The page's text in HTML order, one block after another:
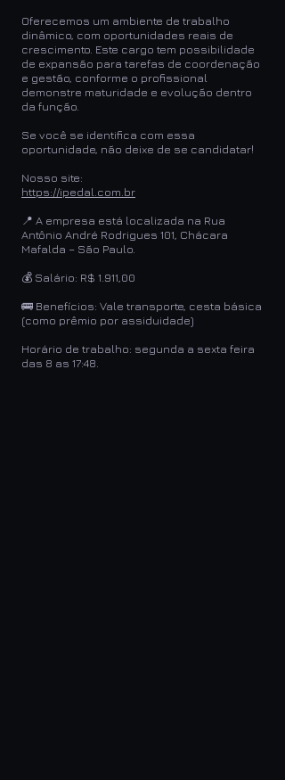
Oferecemos um ambiente de trabalho
dinâmico, com oportunidades reais de
crescimento. Este cargo tem possibilidade
de expansão para tarefas de coordenação
e gestão, conforme o profissional
demonstre maturidade e evolução dentro
da função.
Se você se identifica com essa
oportunidade, não deixe de se candidatar!
Nosso site:
https://ipedal.com.br
📍 A empresa está localizada na Rua
Antônio André Rodrigues 101, Chácara
Mafalda – São Paulo.
💰 Salário: R$ 1.911,00
🚌 Benefícios: Vale transporte, cesta básica
(como prêmio por assiduidade)
Horário de trabalho: segunda a sexta feira
das 8 as 17:48.